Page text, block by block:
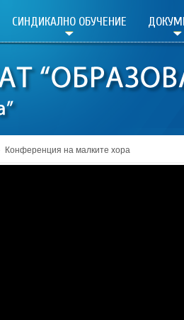
СИНДИКАЛНО ОБУЧЕНИЕ
Конференция на малките хора